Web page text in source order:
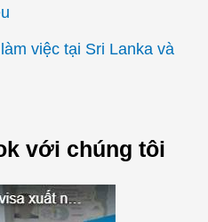
việc tại Sri Lanka và
với chúng tôi